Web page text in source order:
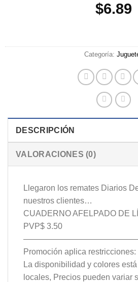
$6.89
Categoría:
DESCRIPCIÓN
VALORACIONES (0)
Llegaron los remates Diarios
nuestros clientes…
CUADERNO AFELPADO DE
PVP$ 3.50
Promoción aplica
La disponibilidad y colores
locales, Precios pueden variar